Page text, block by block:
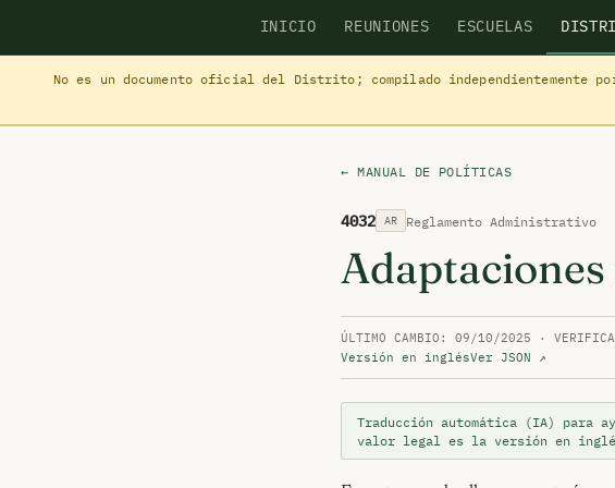
INICIO REUNIONES ESCUELAS
No es un documento oficial del Distrito; compilado independientemente
← MANUAL DE POLÍTICAS
4032 AR Reglamento Administrativo
ÚLTIMO CAMBIO: 09/10/2025 ·
Versión en inglésVer JSON ↗
Traducción automática (IA)
valor legal es la versión en